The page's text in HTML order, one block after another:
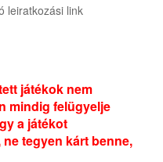
leiratkozási link
játékok nem
mindig felügyelje
a játékot
tegyen kárt benne,